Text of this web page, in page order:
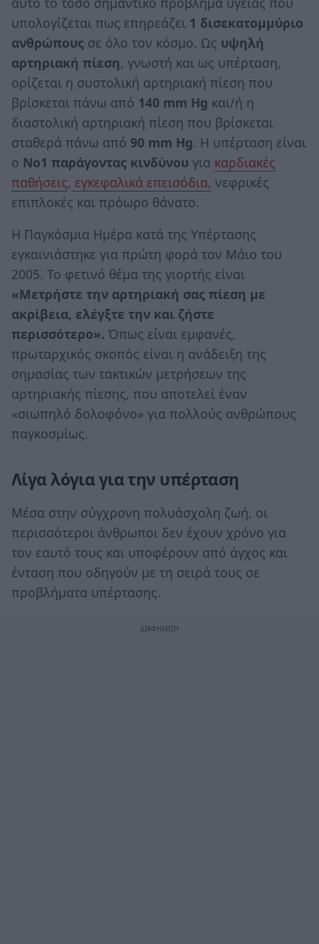
υπολογίζεται πως επηρεάζει 1 δισεκατομμύριο
ανθρώπους σε όλο τον κόσμο. Ως υψηλή
αρτηριακή πίεση, γνωστή και ως υπέρταση,
ορίζεται η συστολική αρτηριακή πίεση που
βρίσκεται πάνω από 140 mm Hg και/ή η
διαστολική αρτηριακή πίεση που βρίσκεται
σταθερά πάνω από 90 mm Hg. Η υπέρταση είναι
ο Νο1 παράγοντας κινδύνου για καρδιακές
παθήσεις, εγκεφαλικά επεισόδια, νεφρικές
επιπλοκές και πρόωρο θάνατο.
Η Παγκόσμια Ημέρα κατά της Υπέρτασης
εγκαινιάστηκε για πρώτη φορά τον Μάιο του
2005. Το φετινό θέμα της γιορτής είναι
«Μετρήστε την αρτηριακή σας πίεση με
ακρίβεια, ελέγξτε την και ζήστε
περισσότερο». Όπως είναι εμφανές,
πρωταρχικός σκοπός είναι η ανάδειξη της
σημασίας των τακτικών μετρήσεων της
αρτηριακής πίεσης, που αποτελεί έναν
«σιωπηλό δολοφόνο» για πολλούς ανθρώπους
παγκοσμίως.
Λίγαλόγιαγιατην υπέρταση
Μέσα στην σύγχρονη πολυάσχολη ζωή, οι
περισσότεροι άνθρωποι δεν έχουν χρόνο για
τον εαυτό τους και υποφέρουν από άγχος και
ένταση που οδηγούν με τη σειρά τους σε
προβλήματα υπέρτασης.